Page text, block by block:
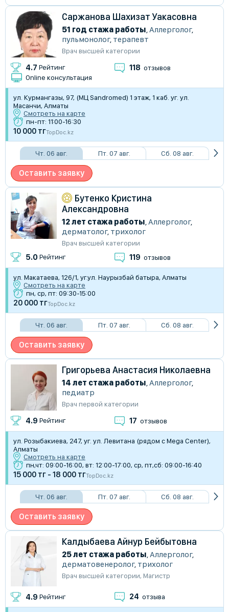
Саржанова Шахизат Уакасовна
51 год стажа работы Аллерголог,
пульмонолог, терапевт
Врач высшей категории
4.7 Рейтинг 118 отзывов
Online консультация
ул. Курмангазы, 97, (МЦ Sandromed) 1 этаж, 1 каб. уг. ул.
Масанчи, Алматы
Смотреть на карте
пн-пт: 11:00-16:30
10 000 тгTopDoc.kz
Чт. 06 авг. Пт. 07 авг. Сб. 08 авг.
Оставить заявку
Бутенко Кристина
Александровна
12 лет стажа работы Аллерголог,
дерматолог, трихолог
Врач высшей категории
5.0 Рейтинг 119 отзывов
ул. Макатаева, 126/1, уг.ул. Наурызбай батыра, Алматы
Смотреть на карте
пн, ср, пт: 09:30-15:00
20 000 тгTopDoc.kz
Чт. 06 авг. Пт. 07 авг. Сб. 08 авг.
Оставить заявку
Григорьева Анастасия Николаевна
14 лет стажа работы Аллерголог,
педиатр
Врач первой категории
4.9 Рейтинг 17 отзывов
ул. Розыбакиева, 247, уг. ул. Левитана (рядом с Mega Center),
Алматы
Смотреть на карте
пн,чт: 09:00-16:00, вт: 12:00-17:00, ср, пт,сб: 09:00-16:40
15 000 тг - 18 000 тгTopDoc.kz
Чт. 06 авг. Пт. 07 авг. Сб. 08 авг.
Оставить заявку
Калдыбаева Айнур Бейбытовна
25 лет стажа работы Аллерголог,
дерматовенеролог, трихолог
Врач высшей категории, Магистр
4.9 Рейтинг 24 отзыва